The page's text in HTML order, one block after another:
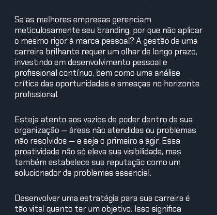
Se as melhores empresas gerenciam
meticulosamente seu branding, por que não aplicar
o mesmo rigor à marca pessoal? A gestão de uma
carreira brilhante requer um olhar de longo prazo,
investindo em desenvolvimento pessoal e
profissional contínuo, bem como uma análise
crítica das oportunidades e ameaças no horizonte
profissional.
Esteja atento aos vazios de poder dentro de sua
organização — áreas não atendidas ou problemas
não resolvidos — e seja o primeiro a agir. Essa
proatividade não só eleva sua visibilidade, mas
também estabelece sua reputação como um
solucionador de problemas essencial.
Desenvolver uma estratégia para sua carreira é
tão vital quanto ter um objetivo. Isso significa